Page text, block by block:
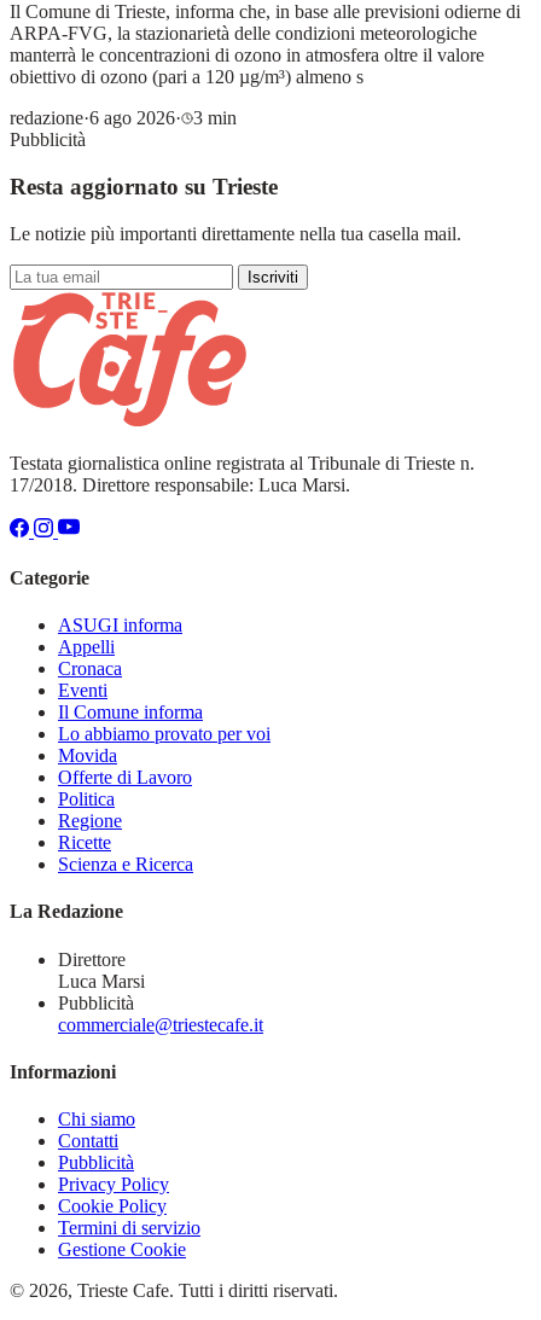
Il Comune di Trieste, informa che, in base alle previsioni odierne di
ARPA-FVG, la stazionarietà delle condizioni meteorologiche
manterrà le concentrazioni di ozono in atmosfera oltre il valore
obiettivo di ozono (pari a 120 µg/m³) almeno s
redazione·6 ago 2026·
3 min
Pubblicità
Resta aggiornato su Trieste
Le notizie più importanti direttamente nella tua casella mail.
Iscriviti
Testata giornalistica online registrata al Tribunale di Trieste n.
17/2018. Direttore responsabile: Luca Marsi.
Categorie
ASUGI informa
Appelli
Cronaca
Eventi
Il Comune informa
Lo abbiamo provato per voi
Movida
Offerte di Lavoro
Politica
Regione
Ricette
Scienza e Ricerca
La Redazione
Direttore
Luca Marsi
Pubblicità
commerciale@triestecafe.it
Informazioni
Chi siamo
Contatti
Pubblicità
Privacy Policy
Cookie Policy
Termini di servizio
Gestione Cookie
© 2026, Trieste Cafe. Tutti i diritti riservati.